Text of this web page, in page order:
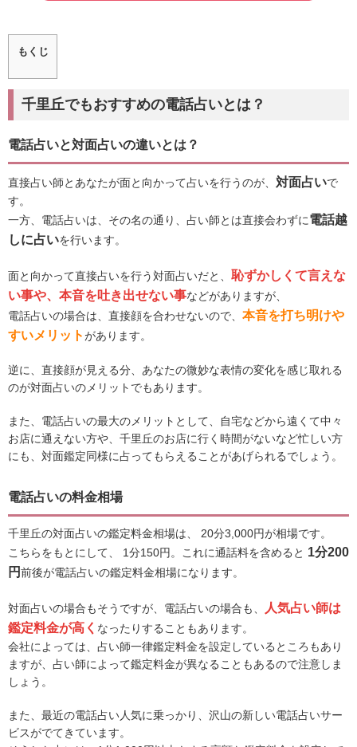
もくじ
千里丘でもおすすめの電話占いとは？
電話占いと対面占いの違いとは？
直接占い師とあなたが面と向かって占いを行うのが、 対面占いで
す。
一方、電話占いは、その名の通り、占い師とは直接会わずに電話越
しに占いを行います。
面と向かって直接占いを行う対面占いだと、 恥ずかしくて言えな
い事や、本音を吐き出せない事などがありますが、
電話占いの場合は、直接顔を合わせないので、 本音を打ち明けや
すいメリットがあります。
逆に、直接顔が見える分、あなたの微妙な表情の変化を感じ取れる
のが対面占いのメリットでもあります。
また、電話占いの最大のメリットとして、自宅などから遠くて中々
お店に通えない方や、千里丘のお店に行く時間がないなど忙しい方
にも、対面鑑定同様に占ってもらえることがあげられるでしょう。
電話占いの料金相場
千里丘の対面占いの鑑定料金相場は、 20分3,000円が相場です。
こちらをもとにして、 1分150円。これに通話料を含めると 1分200
円前後が電話占いの鑑定料金相場になります。
対面占いの場合もそうですが、電話占いの場合も、
人気占い師は
鑑定料金が高く なったりすることもあります。
会社によっては、占い師一律鑑定料金を設定しているところもあり
ますが、占い師によって鑑定料金が異なることもあるので注意しま
しょう。
また、最近の電話占い人気に乗っかり、沢山の新しい電話占いサー
ビスがでてきています。